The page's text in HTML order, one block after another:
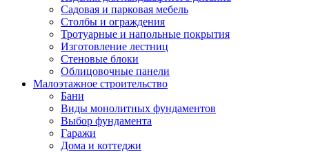
Садовая и парковая мебель
Столбы и ограждения
Тротуарные и напольные покрытия
Изготовление лестниц
Стеновые блоки
Облицовочные панели
Малоэтажное строительство
Бани
Виды монолитных фундаментов
Выбор фундамента
Гаражи
Дома и коттеджи